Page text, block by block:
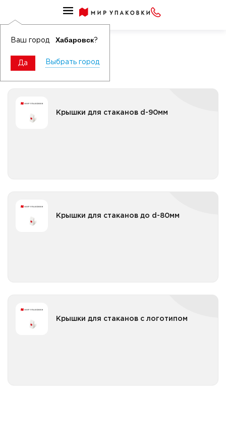
Ваш город Хабаровск?
Да Выбрать город
Крышки для стаканов
Крышки для стаканов d-90мм
Крышки для стаканов до d-80мм
Крышки для стаканов с логотипом